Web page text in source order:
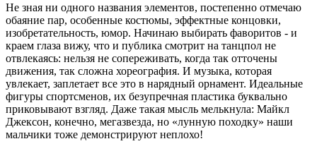
Не зная ни одного названия эле­ментов, постепенно отмечаю
оба­яние пар, особенные костюмы, эффектные концовки,
изобретатель­ность, юмор. Начинаю выбирать фаворитов - и
краем глаза вижу, что и публика смотрит на танцпол не
отвлекаясь: нельзя не сопережи­вать, когда так отточены
движения, так сложна хореография. И музы­ка, которая
увлекает, заплетает все это в нарядный орнамент. Идеаль­ные
фигуры спортсменов, их безу­пречная пластика буквально
прико­вывают взгляд. Даже такая мысль мелькнула: Майкл
Джексон, конеч­но, мегазвезда, но «лунную поход­ку» наши
мальчики тоже демонстри­руют неплохо!